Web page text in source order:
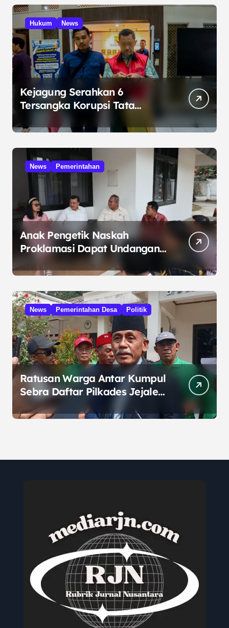
Hukum News
Kejagung Serahkan 6
Tersangka Korupsi Tata
Kelola Minyak ke Penuntut
Umum
News Pemerintahan
Anak Pengetik Naskah
Proklamasi Dapat Undangan
HUT RI dari Presiden
Prabowo
News Pemerintahan Desa Politik
Ratusan Warga Antar Kumpul
Sebra Daftar Pilkades Jejalen
Jaya, Serukan Pemilu Damai